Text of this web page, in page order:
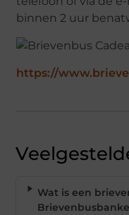
binnen 2 uur
https://
Wat is een